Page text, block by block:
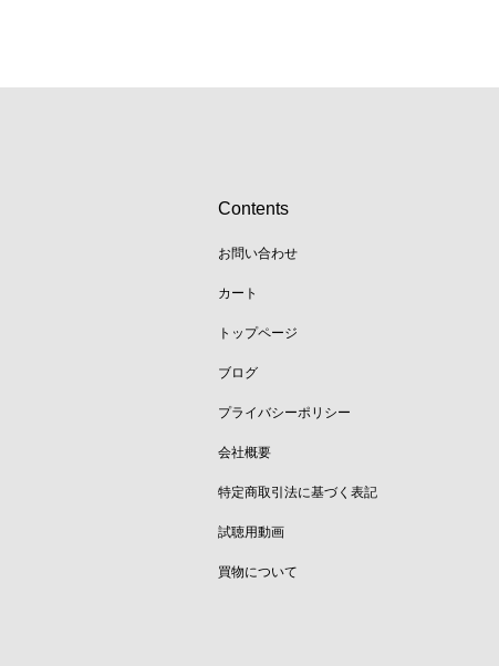
Contents
お問い合わせ
カート
トップページ
ブログ
プライバシーポリシー
会社概要
特定商取引法に基づく表記
試聴用動画
買物について